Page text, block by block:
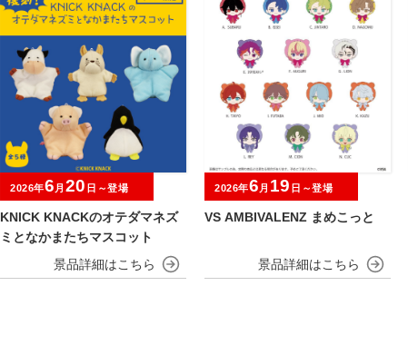
KNICK KNACKのオテダマネズ
ミとなかまたちマスコット
2026年6 月 20 日～登場
VS AMBIVALENZ まめこっと
2026年6 月 19 日～登場